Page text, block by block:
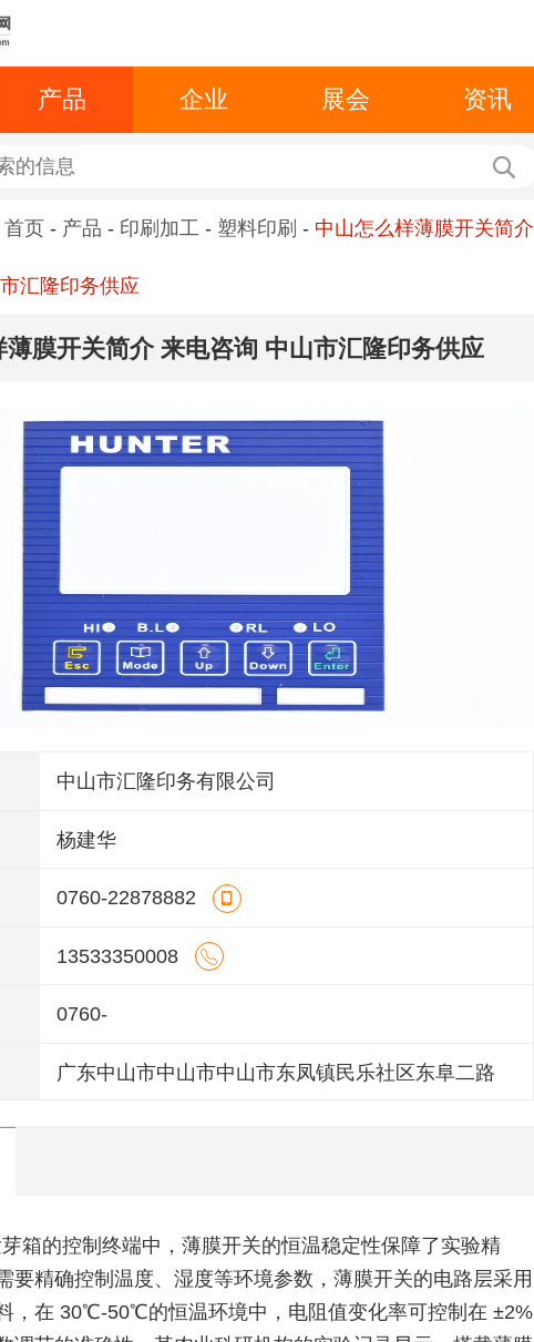
产品 企业 展会 资讯
首页 - 产品 - 印刷加工 - 塑料印刷 - 中山怎么样薄膜开关简介
汇隆印务供应
薄膜开关简介 来电咨询 中山市汇隆印务供应
中山市汇隆印务有限公司
杨建华
0760-22878882
13533350008
0760-
广东中山市中山市中山市东凤镇民乐社区东阜二路
箱的控制终端中，薄膜开关的恒温稳定性保障了实验精
要精确控制温度、湿度等环境参数，薄膜开关的电路层采用
，在 30℃-50℃的恒温环境中，电阻值变化率可控制在 ±2%